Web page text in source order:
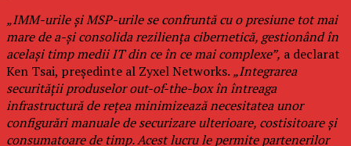
„IMM-urile și MSP-urile se confruntă cu o presiune tot mai
mare de a-și consolida reziliența cibernetică, gestionând în
același timp medii IT din ce în ce mai complexe”, a declarat
Ken Tsai, președinte al Zyxel Networks. „Integrarea
securității produselor out-of-the-box în întreaga
infrastructură de rețea minimizează necesitatea unor
configurări manuale de securizare ulterioare, costisitoare și
consumatoare de timp. Acest lucru le permite partenerilor